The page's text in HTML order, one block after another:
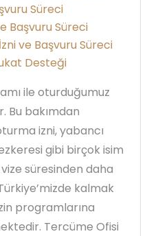
Süreci
Başvuru Süreci
ve Başvuru Süreci
Desteği
ile oturduğumuz
Bu bakımdan
izni, yabancı
gibi birçok isim
süresinden daha
kalmak
programlarına
Tercüme Ofisi